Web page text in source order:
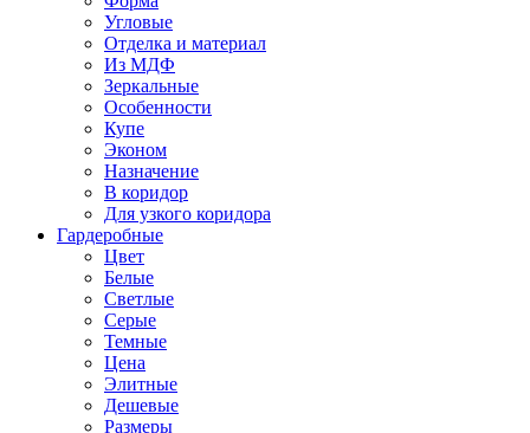
Угловые
Отделка и материал
Из МДФ
Зеркальные
Особенности
Купе
Эконом
Назначение
В коридор
Для узкого коридора
Гардеробные
Цвет
Белые
Светлые
Серые
Темные
Цена
Элитные
Дешевые
Размеры